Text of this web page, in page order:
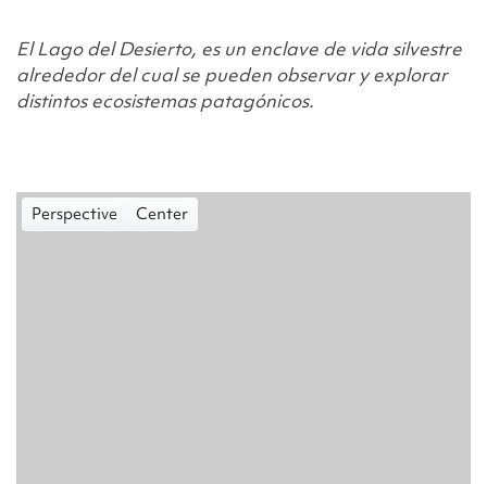
El Lago del Desierto, es un enclave de vida silvestre
alrededor del cual se pueden observar y explorar
distintos ecosistemas patagónicos.
Perspective Center